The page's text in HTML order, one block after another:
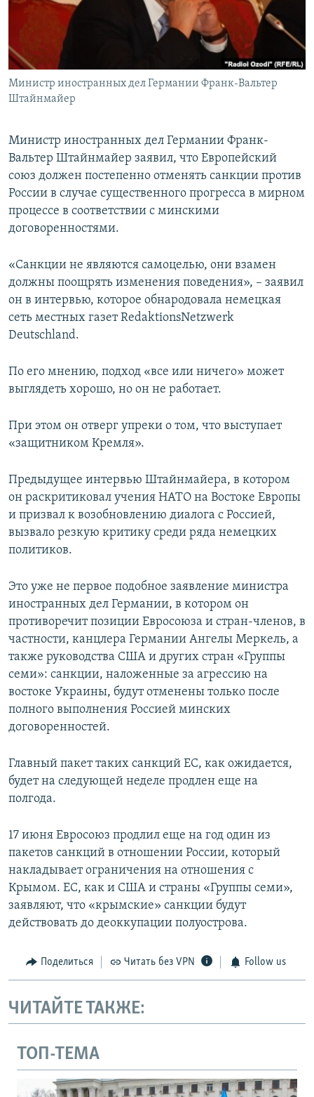
ПОБЕДИТЕЛЕЙ НЕ СУДЯТ?
КРЫМ.НЕПОКОРЕННЫЙ
ELIFBE
УКРАИНСКАЯ ПРОБЛЕМА КРЫМА
ПРИСОЕДИНЯЙТЕСЬ!
Все сайты RFE/RL
Министр иностранных дел Германии Франк-Вальтер
Штайнмайер
Министр иностранных дел Германии Франк-
Вальтер Штайнмайер заявил, что Европейский
союз должен постепенно отменять санкции против
России в случае существенного прогресса в мирном
процессе в соответствии с минскими
договоренностями.
«Санкции не являются самоцелью, они взамен
должны поощрять изменения поведения», – заявил
он в интервью, которое обнародовала немецкая
сеть местных газет RedaktionsNetzwerk
Deutschland.
По его мнению, подход «все или ничего» может
выглядеть хорошо, но он не работает.
При этом он отверг упреки о том, что выступает
«защитником Кремля».
Предыдущее интервью Штайнмайера, в котором
он раскритиковал учения НАТО на Востоке Европы
и призвал к возобновлению диалога с Россией,
вызвало резкую критику среди ряда немецких
политиков.
Это уже не первое подобное заявление министра
иностранных дел Германии, в котором он
противоречит позиции Евросоюза и стран-членов, в
частности, канцлера Германии Ангелы Меркель, а
также руководства США и других стран «Группы
семи»: санкции, наложенные за агрессию на
востоке Украины, будут отменены только после
полного выполнения Россией минских
договоренностей.
Главный пакет таких санкций ЕС, как ожидается,
будет на следующей неделе продлен еще на
полгода.
17 июня Евросоюз продлил еще на год один из
пакетов санкций в отношении России, который
накладывает ограничения на отношения с
Крымом. ЕС, как и США и страны «Группы семи»,
заявляют, что «крымские» санкции будут
действовать до деоккупации полуострова.
Поделиться Читать без VPN Follow us
ЧИТАЙТЕ ТАКЖЕ:
ТОП-ТЕМА